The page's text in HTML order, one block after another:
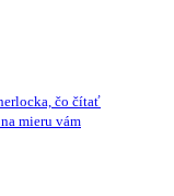
čo čítať
mieru vám